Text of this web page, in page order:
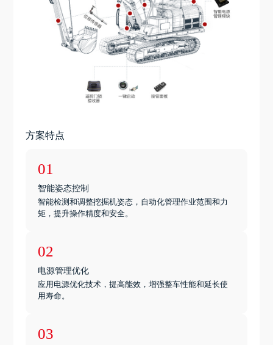
方案特点
01
智能姿态控制
智能检测和调整挖掘机姿态，自动化管理作业范围和力
矩，提升操作精度和安全。
02
电源管理优化
应用电源优化技术，提高能效，增强整车性能和延长使
用寿命。
03